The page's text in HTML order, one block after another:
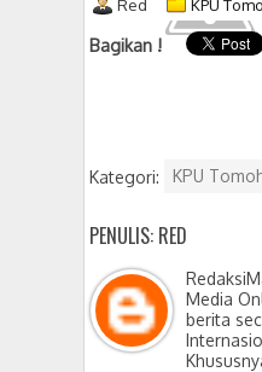
Red KPU
Bagikan !
Kategori: KPU
PENULIS: RED
Media
berita